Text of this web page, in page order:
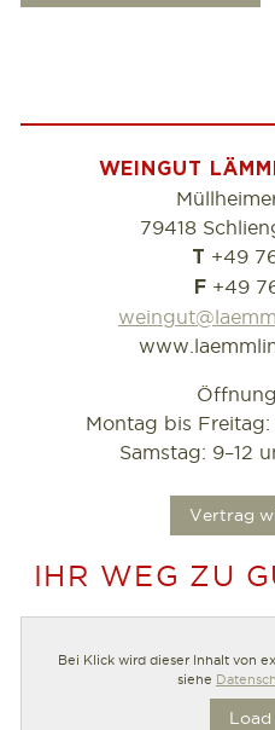
WEINGUT
79418
T +49
F+49
Montag bis Freitag:
Samstag: 9–12
Vertrag
IHR WEG ZU
Bei Klick wird dieser Inhalt von
siehe
Load